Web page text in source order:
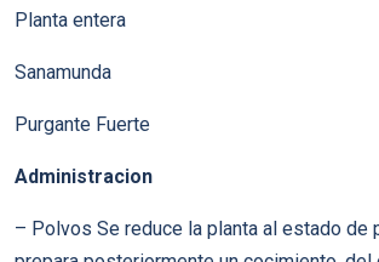
Planta entera
Sanamunda
Purgante Fuerte
Administracion
– Polvos Se reduce la planta al estado de